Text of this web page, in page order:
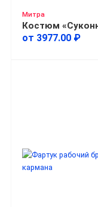
Митра
Костюм
от 3977.00 ₽